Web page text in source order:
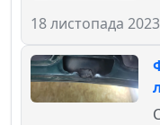
18 листопада